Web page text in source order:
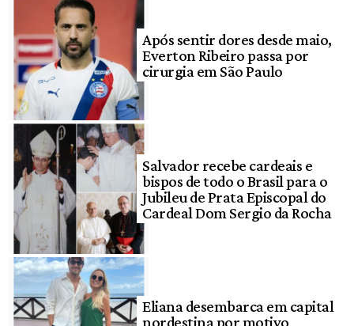
Após sentir dores desde maio,
Everton Ribeiro passa por
cirurgia em São Paulo
Salvador recebe cardeais e
bispos de todo o Brasil para o
Jubileu de Prata Episcopal do
Cardeal Dom Sergio da Rocha
Eliana desembarca em capital
nordestina por motivo